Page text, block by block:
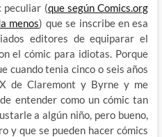
peculiar (que según Comics.org
menos) que se inscribe en esa
editores de equiparar el
el cómic para idiotas. Porque
cuando tenia cinco o seis años
de Claremont y Byrne y me
entender como un cómic tan
a algún niño, pero bueno,
y que se pueden hacer cómics